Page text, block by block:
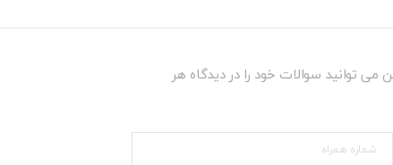
می توانید سوالات خود را در دیدگاه هر